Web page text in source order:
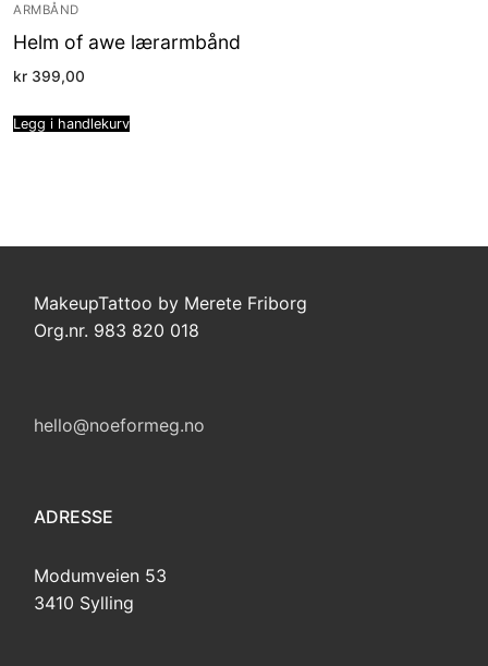
ARMBÅND
Helm of awe lærarmbånd
kr 399,00
Legg i handlekurv
MakeupTattoo by Merete Friborg
Org.nr. 983 820 018
hello@noeformeg.no
ADRESSE
Modumveien 53
3410 Sylling